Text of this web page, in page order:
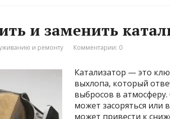
и заменить
и ремонту Комментарии: 0
Катализатор — это
выхлопа, который
выбросов в
может засоряться или
может привести к